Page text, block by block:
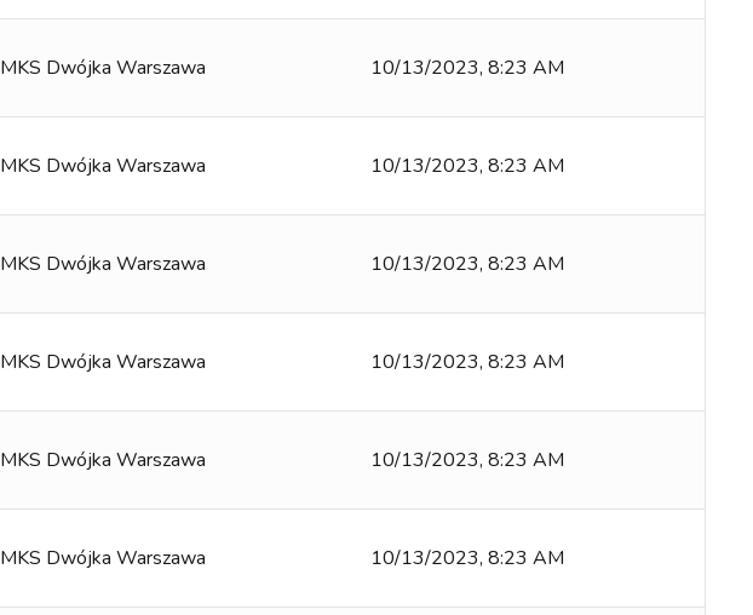
MKS Dwójka Warszawa 10/13/2023, 8:23 AM
MKS Dwójka Warszawa 10/13/2023, 8:23 AM
MKS Dwójka Warszawa 10/13/2023, 8:23 AM
MKS Dwójka Warszawa 10/13/2023, 8:23 AM
MKS Dwójka Warszawa 10/13/2023, 8:23 AM
MKS Dwójka Warszawa 10/13/2023, 8:23 AM